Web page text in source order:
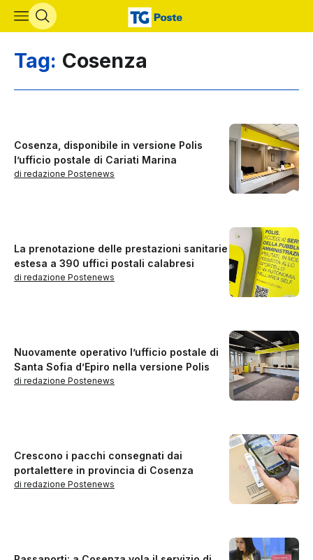
Vai al contenuto principale
Tag: Cosenza
Cosenza, disponibile in versione Polis
l’ufficio postale di Cariati Marina
di redazione Postenews
La prenotazione delle prestazioni sanitarie
estesa a 390 uffici postali calabresi
di redazione Postenews
Nuovamente operativo l’ufficio postale di
Santa Sofia d’Epiro nella versione Polis
di redazione Postenews
Crescono i pacchi consegnati dai
portalettere in provincia di Cosenza
di redazione Postenews